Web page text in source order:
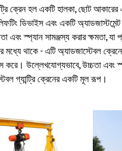
ক্রেন হল একটি হালকা, ছোট
ডিভাইস এবং একটি
এবং স্প্যান সামঞ্জস্য করার ক্ষমতা,
মধ্যে থাকে - এটি অ্যাডজাস্টেবল
করে। উল্লেখযোগ্যভাবে, উচ্চতা এবং
গ্যান্ট্রি ক্রেনের একটি মূল রূপ।